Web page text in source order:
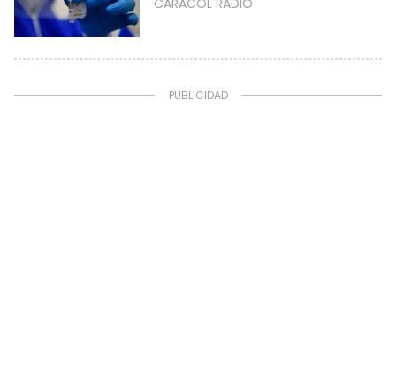
CARACOL RADIO